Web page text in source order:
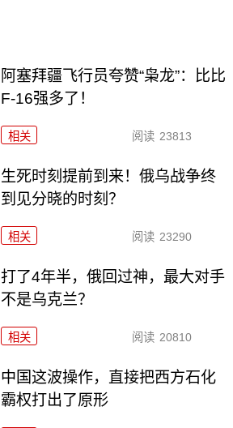
阿塞拜疆飞行员夸赞“枭龙”：比比
F-16强多了！
相关 阅读 23813
生死时刻提前到来！俄乌战争终
到见分晓的时刻？
相关 阅读 23290
打了4年半，俄回过神，最大对手
不是乌克兰？
相关 阅读 20810
中国这波操作，直接把西方石化
霸权打出了原形